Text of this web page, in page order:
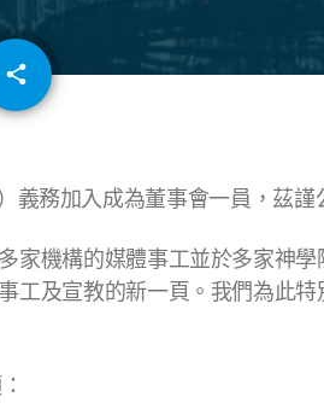
share
email
義務加入成為董事會一員，茲謹
家機構的媒體事工並於多家神
工及宣教的新一頁。我們為此